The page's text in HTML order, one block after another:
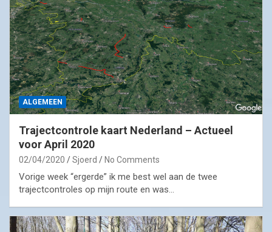
ALGEMEEN
Trajectcontrole kaart Nederland – Actueel
voor April 2020
02/04/2020 Sjoerd No Comments
Vorige week “ergerde” ik me best wel aan de twee
trajectcontroles op mijn route en was…